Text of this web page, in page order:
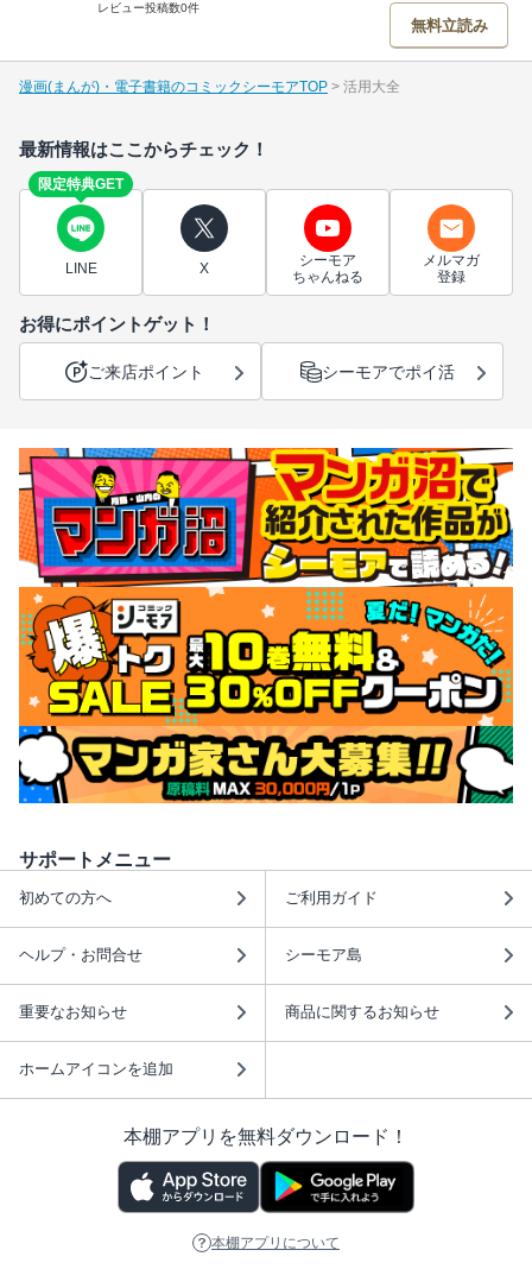
レビュー投稿数0件
無料立読み
漫画(まんが)・電子書籍のコミックシーモアTOP 活用大全
最新情報はここからチェック！
限定特典GET
LINE X
シーモア
ちゃんねる
メルマガ
登録
お得にポイントゲット！
ご来店ポイント シーモアでポイ活
サポートメニュー
初めての方へ ご利用ガイド
ヘルプ・お問合せ シーモア島
重要なお知らせ 商品に関するお知らせ
ホームアイコンを追加
本棚アプリを無料ダウンロード！
本棚アプリについて